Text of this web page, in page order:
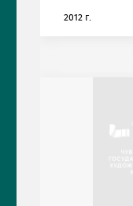
2012 г.